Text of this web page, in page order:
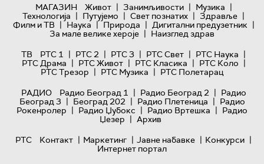
МАГАЗИН
Живот | Занимљивости | Музика |
Технологијa | Путујемо | Свет познатих | Здравље |
Филм и ТВ | Наука | Природа | Дигитални предузетник |
За мале велике хероје | Наизглед здрав
ТВ
РТС 1 | РТС 2 | РТС 3 | РТС Свет | РТС Наука |
РТС Драма | РТС Живот | РТС Класика | РТС Коло |
РТС Трезор | РТС Музика | РТС Полетарац
РАДИО
Радио Београд 1 | Радио Београд 2 | Радио
Београд 3 | Београд 202 | Радио Плетеница | Радио
Рокенролер | Радио Џубокс | Радио Вртешка | Радио
Џезер | Архив
РТС
Контакт | Маркетинг | Јавне набавке | Конкурси |
Интернет портал